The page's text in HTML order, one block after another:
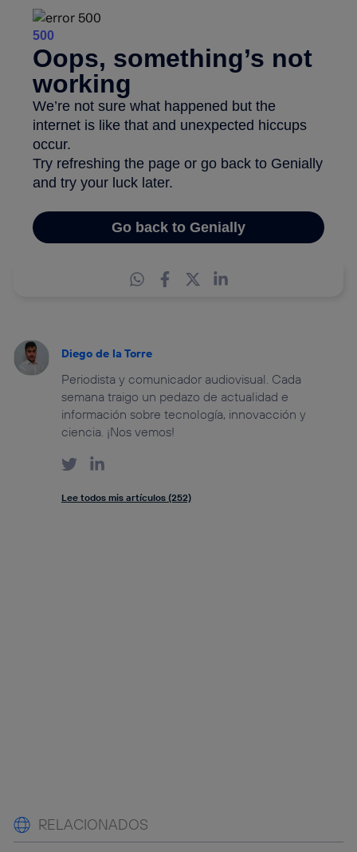
Diego de la Torre
Periodista y comunicador audiovisual. Cada
semana traigo un pedazo de actualidad e
información sobre tecnología, innovacción y
ciencia. ¡Nos vemos!
Lee todos mis artículos (252)
RELACIONADOS